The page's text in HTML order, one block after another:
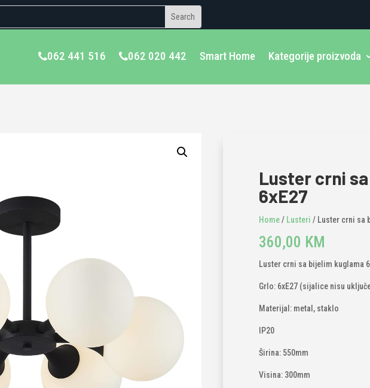
062 441 516 062 020 442 Smart Home Kategorije proizvoda
Luster crni
6xE27
Home/ Lusteri / Luster crni sa
360,00 KM
Luster crni sa bijelim kuglama
Grlo: 6xE27 (sijalice nisu
Materijal: metal, staklo
IP20
Širina: 550mm
Visina: 300mm